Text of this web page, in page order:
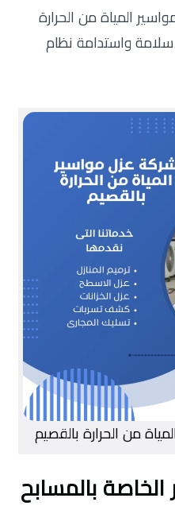
المياة من الحرارة
واستدامة نظام
من الحرارة بالقصيم
بالمسابح